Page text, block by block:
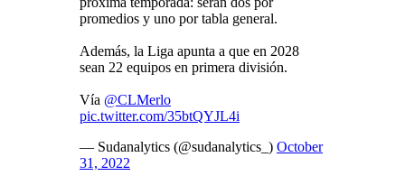
promedios y uno por tabla general.
Además, la Liga apunta a que en 2028
sean 22 equipos en primera división.
Vía @CLMerlo
pic.twitter.com/35btQYJL4i
— Sudanalytics (@sudanalytics_) October
31, 2022